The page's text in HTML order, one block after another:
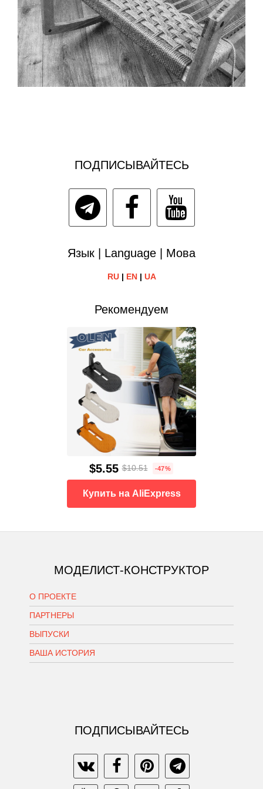
ПОДПИСЫВАЙТЕСЬ
Язык | Language | Мова
RU| EN| UA
Рекомендуем
$5.55 $10.51 -47%
Купить на AliExpress
МОДЕЛИСТ-КОНСТРУКТОР
О ПРОЕКТЕ
ПАРТНЕРЫ
ВЫПУСКИ
ВАША ИСТОРИЯ
ПОДПИСЫВАЙТЕСЬ